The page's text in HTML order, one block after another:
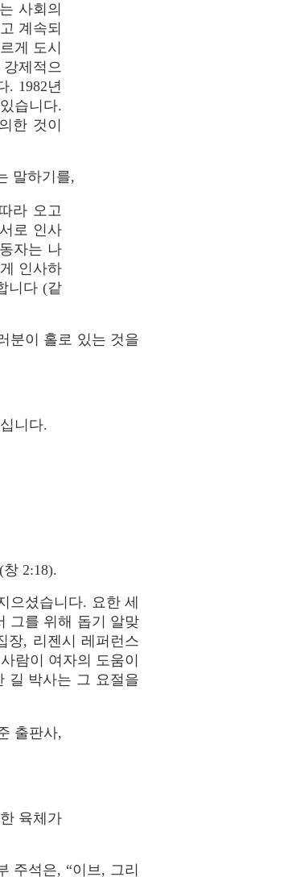
사회의
계속되
게 도시
제적으
. 1982년
습니다.
한 것이
말하기를,
라 오고
로 인사
자는 나
인사하
니다 (같
분이 홀로 있는 것을
니다.
(창 2:18).
으셨습니다. 요한 세
그를 위해 돕기 알맞
장, 리젠시 레퍼런스
람이 여자의 도움이
길 박사는 그 요절을
출판사,
육체가
주석은, “이브, 그리